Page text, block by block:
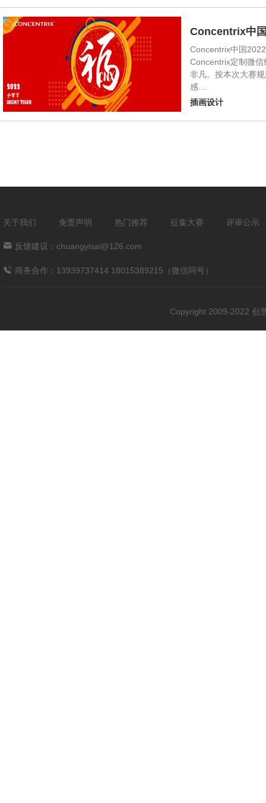
Concentrix中
Concentrix中国
Concentrix定制微
非凡。按本次大赛
感…
插画设计
关于我们 免责声明 热门推荐 征集大赛 评审公示
反馈建议：chuangyisai@126.com
商务合作：13939737414 18015389215（微信同号）
Copyright 2009-2022 创